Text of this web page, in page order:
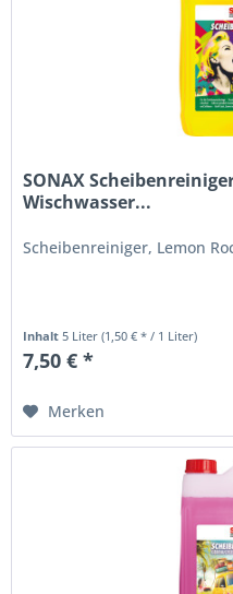
SONAX
Wischwasser...
Scheibenreiniger, Lemon
Inhalt 5 Liter(1,50 € * / 1 Liter)
7,50 € *
Merken